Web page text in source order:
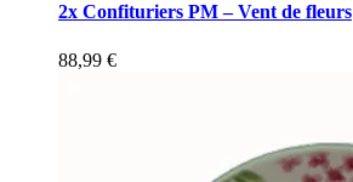
2x Confituriers PM – Vent de fleurs
88,99 €